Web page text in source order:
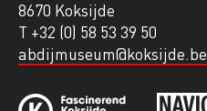
8670 Koksijde
T +32 (0) 58 53 39 50
abdijmuseum@koksijde.be